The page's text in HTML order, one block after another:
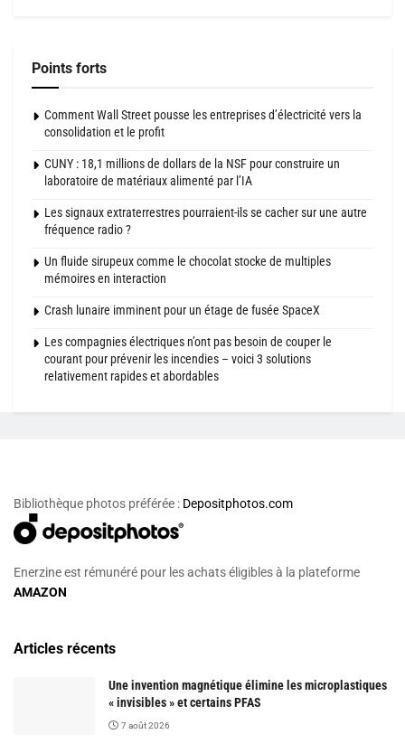
Points forts
Comment Wall Street pousse les entreprises d’électricité vers la
consolidation et le profit
CUNY : 18,1 millions de dollars de la NSF pour construire un
laboratoire de matériaux alimenté par l’IA
Les signaux extraterrestres pourraient-ils se cacher sur une autre
fréquence radio ?
Un fluide sirupeux comme le chocolat stocke de multiples
mémoires en interaction
Crash lunaire imminent pour un étage de fusée SpaceX
Les compagnies électriques n’ont pas besoin de couper le
courant pour prévenir les incendies – voici 3 solutions
relativement rapides et abordables
Bibliothèque photos préférée : Depositphotos.com
Enerzine est rémunéré pour les achats éligibles à la plateforme
AMAZON
Articles récents
Une invention magnétique élimine les microplastiques
« invisibles » et certains PFAS
7 août 2026